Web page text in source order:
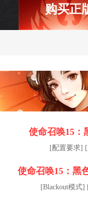
购买正
使命召唤15：
[配置要求]
使命召唤15：黑
[Blackout模式]